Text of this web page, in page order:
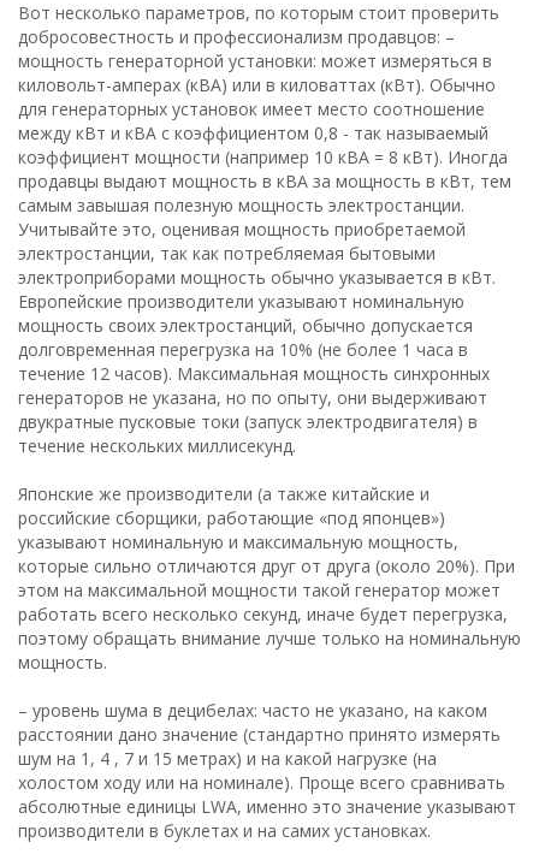
Вот несколько параметров, по которым стоит проверить
добросовестность и профессионализм продавцов: –
мощность генераторной установки: может измеряться в
киловольт-амперах (кВА) или в киловаттах (кВт). Обычно
для генераторных установок имеет место соотношение
между кВт и кВА с коэффициентом 0,8 - так называемый
коэффициент мощности (например 10 кВА = 8 кВт). Иногда
продавцы выдают мощность в кВА за мощность в кВт, тем
самым завышая полезную мощность электростанции.
Учитывайте это, оценивая мощность приобретаемой
электростанции, так как потребляемая бытовыми
электроприборами мощность обычно указывается в кВт.
Европейские производители указывают номинальную
мощность своих электростанций, обычно допускается
долговременная перегрузка на 10% (не более 1 часа в
течение 12 часов). Максимальная мощность синхронных
генераторов не указана, но по опыту, они выдерживают
двукратные пусковые токи (запуск электродвигателя) в
течение нескольких миллисекунд.
Японские же производители (а также китайские и
российские сборщики, работающие «под японцев»)
указывают номинальную и максимальную мощность,
которые сильно отличаются друг от друга (около 20%). При
этом на максимальной мощности такой генератор может
работать всего несколько секунд, иначе будет перегрузка,
поэтому обращать внимание лучше только на номинальную
мощность.
– уровень шума в децибелах: часто не указано, на каком
расстоянии дано значение (стандартно принято измерять
шум на 1, 4 , 7 и 15 метрах) и на какой нагрузке (на
холостом ходу или на номинале). Проще всего сравнивать
абсолютные единицы LWA, именно это значение указывают
производители в буклетах и на самих установках.